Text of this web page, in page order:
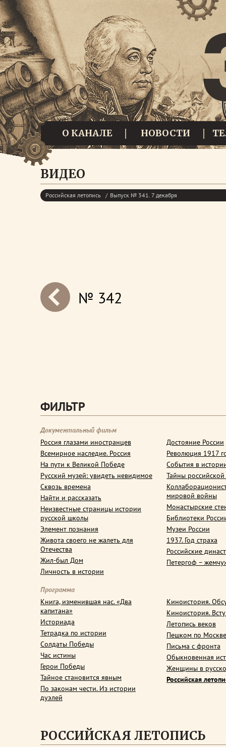
О КАНАЛЕ НОВОСТИ
ВИДЕО
Российская летопись Выпуск № 341. 7 декабря
next№ 342
ФИЛЬТР
Документальный фильм
Россия глазами иностранцев
Всемирное наследие. Россия
На пути к Великой Победе
Русский музей: увидеть невидимое
Сквозь времена
Найти и рассказать
Неизвестные страницы истории
русской школы
Элемент познания
Живота своего не жалеть для
Отечества
Жил-был Дом
Личность в истории
Достояние России
Революция 1917
События в
Тайны
мировой войны
Монастырские
Библиотеки
Музеи России
1937. Год страха
Российские
Петергоф –
Программа
Книга, изменившая нас. «Два
капитана»
Историада
Тетрадка по истории
Солдаты Победы
Час истины
Герои Победы
Тайное становится явным
По законам чести. Из истории
дуэлей
Киноистория.
Киноистория.
Летопись веков
Пешком по Москве
Письма с фронта
Обыкновенная
Женщины в
Российская
РОССИЙСКАЯ ЛЕТОПИСЬ